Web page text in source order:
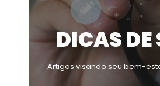
DICAS DE
Artigos visando seu bem-